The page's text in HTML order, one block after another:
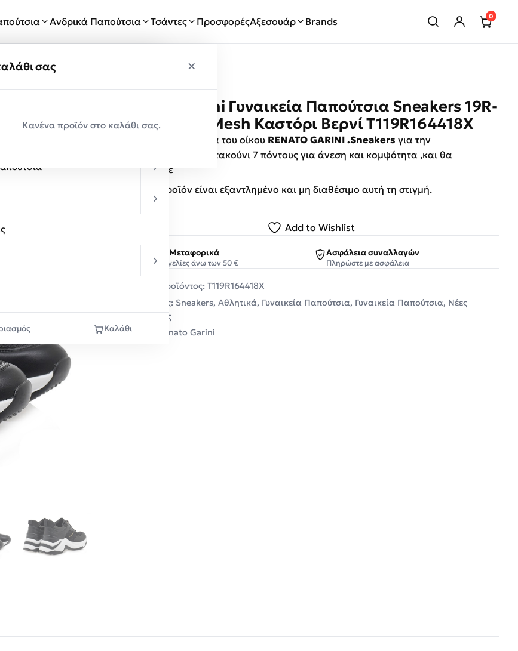
Ανδρικά Παπούτσια Τσάντες ΠροσφορέςΑξεσουάρ Brands 0
Καλάθι
σας ×
Κανένα προϊόν στο καλάθι σας.
Renato Garini Γυναικεία Παπούτσια Sneakers 19R-
164 Μαύρο Mesh Καστόρι Βερνί T119R164418X
Γυναικεία παπούτσια του οίκου RENATO GARINI .Sneakers για την
καθημερινότητα με τακούνι 7 πόντους για άνεση και κομψότητα ,και θα
ξεχωρίζετε
Αυτό το προϊόν είναι εξαντλημένο και μη διαθέσιμο αυτή τη στιγμή.
Add to Wishlist
Δωρεάν Μεταφορικά
Σε παραγγελίες άνω των 50 €
Ασφάλεια συναλλαγών
Πληρώστε με ασφάλεια
Κωδικός προϊόντος: T119R164418X
Κατηγορίες: Sneakers, Αθλητικά, Γυναικεία Παπούτσια, Γυναικεία Παπούτσια, Νέες
Παραλαβές
Μάρκα:
Renato Garini